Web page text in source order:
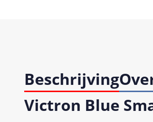
Beschrijving
Victron Blue